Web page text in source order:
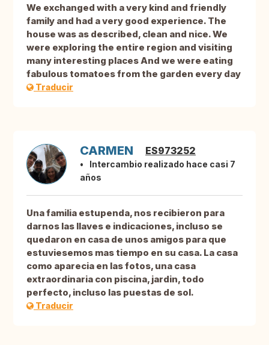
We exchanged with a very kind and friendly
family and had a very good experience. The
house was as described, clean and nice. We
were exploring the entire region and visiting
many interesting places And we were eating
fabulous tomatoes from the garden every day
Traducir
CARMEN ES973252
Intercambio realizado hace casi 7
años
Una familia estupenda, nos recibieron para
darnos las llaves e indicaciones, incluso se
quedaron en casa de unos amigos para que
estuviesemos mas tiempo en su casa. La casa
como aparecia en las fotos, una casa
extraordinaria con piscina, jardin, todo
perfecto, incluso las puestas de sol.
Traducir